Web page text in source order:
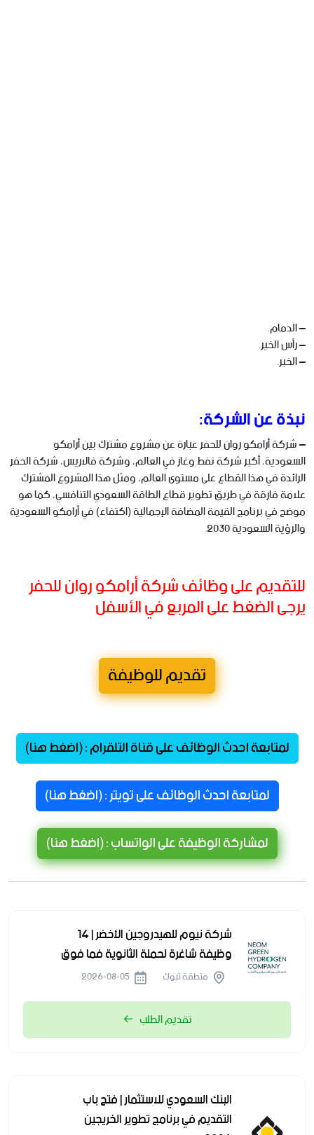
– الدمام.
– رأس الخير.
– الخبر.
نبذة عن الشركة:
– شركة أرامكو روان للحفر عبارة عن مشروع مشترك بين أرامكو
السعودية، أكبر شركة نفط وغاز في العالم، وشركة فالاريس، شركة الحفر
الرائدة في هذا القطاع على مستوى العالم، ومثل هذا المشروع المشترك
علامة فارقة في طريق تطوير قطاع الطاقة السعودي التنافسي، كما هو
موضح في برنامج القيمة المضافة الإجمالية (اكتفاء) في أرامكو السعودية
والرؤية السعودية 2030.
للتقديم على وظائف شركة أرامكو روان للحفر
يرجى الضغط على المربع في الأسفل
تقديم للوظيفة
لمتابعة احدث الوظائف على قناة التلقرام : (اضغط هنا)
لمتابعة احدث الوظائف على تويتر : (اضغط هنا)
لمشاركة الوظيفة على الواتساب : (اضغط هنا)
شركة نيوم للهيدروجين الأخضر | 14
وظيفة شاغرة لحملة الثانوية فما فوق
منطقة تبوك
تقديم الطلب
البنك السعودي للاستثمار | فتح باب
التقديم في برنامج تطوير الخريجين